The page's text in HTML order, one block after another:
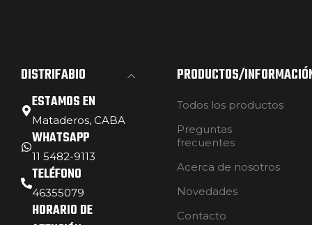
DISTRIFABIO
ESTAMOS EN
Mataderos, CABA
WHATSAPP
11 5482-9113
TELÉFONO
46355079
HORARIO DE
PRODUCTOS/
Todos los productos
Preguntas
frecuentes
Acerca de nosotros
Novedades
Contacto